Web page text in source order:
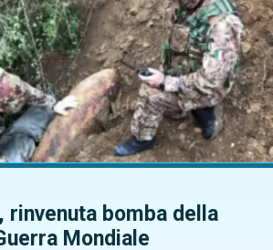
rinvenuta bomba della
Mondiale